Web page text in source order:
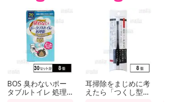
BOS 臭わないポー
タブルトイレ 処理
耳掃除をまじめに考
えたら「つくし型」